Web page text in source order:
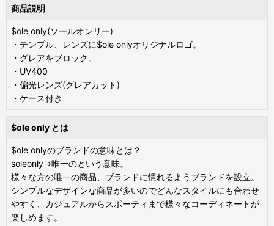
商品説明
$ole only(ソールオンリー)
・テンプル、レンズに$ole onlyオリジナルロゴ。
・グレアをブロック。
・UV400
・偏光レンズ(グレアカット)
・ケース付き
$ole only とは
$ole onlyのブランドの意味とは？
soleonly→唯一のという意味。
様々な方の唯一の商品、ブランドに慣れるようブランドを設立。
シンプルなデザインな商品が多いのでどんなスタイルにも合わせ
やすく、カジュアルからスポーティまで様々なコーディネートが
楽しめます。